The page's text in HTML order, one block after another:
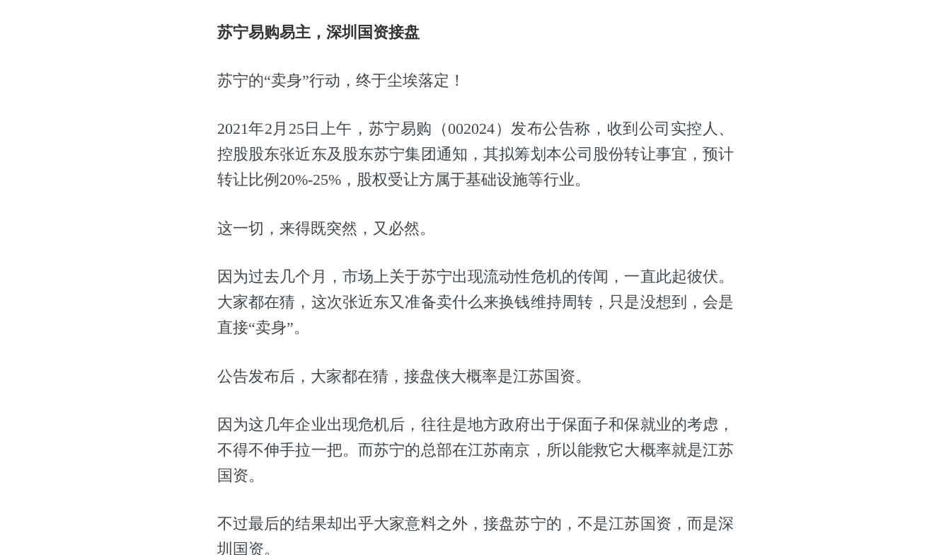
苏宁易购易主，深圳国资接盘
苏宁的“卖身”行动，终于尘埃落定！
2021年2月25日上午，苏宁易购（002024）发布公告称，收到公司实控人、
控股股东张近东及股东苏宁集团通知，其拟筹划本公司股份转让事宜，预计
转让比例20%-25%，股权受让方属于基础设施等行业。
这一切，来得既突然，又必然。
因为过去几个月，市场上关于苏宁出现流动性危机的传闻，一直此起彼伏。
大家都在猜，这次张近东又准备卖什么来换钱维持周转，只是没想到，会是
直接“卖身”。
公告发布后，大家都在猜，接盘侠大概率是江苏国资。
因为这几年企业出现危机后，往往是地方政府出于保面子和保就业的考虑，
不得不伸手拉一把。而苏宁的总部在江苏南京，所以能救它大概率就是江苏
国资。
不过最后的结果却出乎大家意料之外，接盘苏宁的，不是江苏国资，而是深
圳国资。